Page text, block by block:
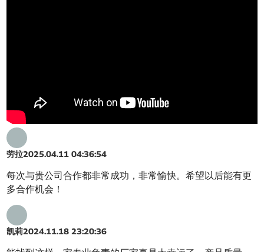
劳拉2025.04.11 04:36:54
每次与贵公司合作都非常成功，非常愉快。希望以后能有更
多合作机会！
凯莉2024.11.18 23:20:36